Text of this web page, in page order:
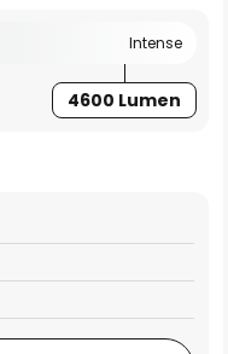
Intense
4600 Lumen